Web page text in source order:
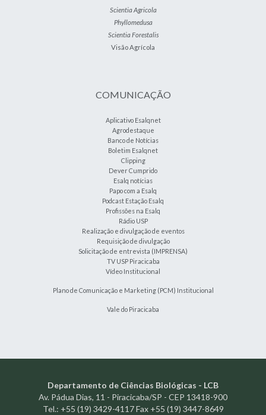
Scientia Agricola
Phyllomedusa
Scientia Forestalis
Visão Agrícola
COMUNICAÇÃO
Aplicativo Esalqnet
Agrodestaque
Banco de Notícias
Boletim Esalqnet
Clipping
Dever Cumprido
Esalq notícias
Papo com a Esalq
Podcast Estação Esalq
Profissões na Esalq
Rádio USP
Realização e divulgação de eventos
Requisição de divulgação
Solicitação de entrevista (IMPRENSA)
TV USP Piracicaba
Vídeo Institucional
Plano de Comunicação e Marketing (PCM) Institucional
Vale do Piracicaba
Departamento de Ciências Biológicas - LCB
Av. Pádua Dias, 11 - Piracicaba/SP - CEP 13418-900
Tel.: +55 (19) 3429-4117 Fax +55 (19) 3447-8649